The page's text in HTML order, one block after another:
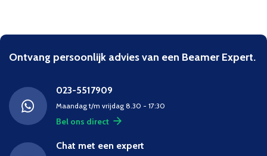
Ontvang persoonlijk advies van een Beamer Expert.
023-5517909
Maandag t/m vrijdag 8.30 - 17:30
Bel ons direct
Chat met een expert